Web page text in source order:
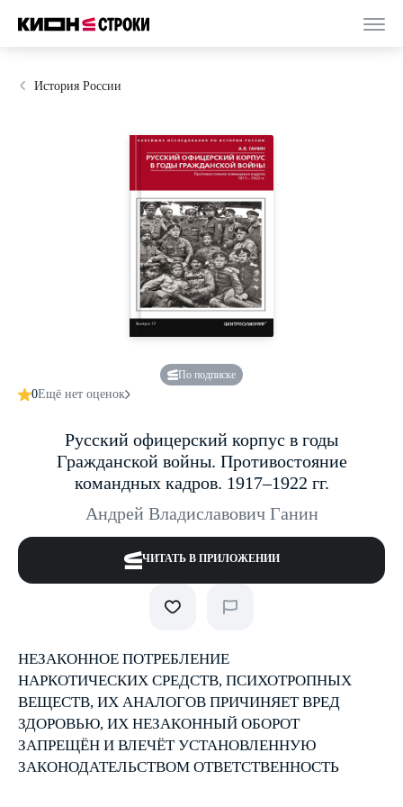
История России
По подписке
0Ещё нет оценок
Русский офицерский корпус в годы
Гражданской войны. Противостояние
командных кадров. 1917–1922 гг.
Андрей Владиславович Ганин
ЧИТАТЬ В ПРИЛОЖЕНИИ
НЕЗАКОННОЕ ПОТРЕБЛЕНИЕ
НАРКОТИЧЕСКИХ СРЕДСТВ, ПСИХОТРОПНЫХ
ВЕЩЕСТВ, ИХ АНАЛОГОВ ПРИЧИНЯЕТ ВРЕД
ЗДОРОВЬЮ, ИХ НЕЗАКОННЫЙ ОБОРОТ
ЗАПРЕЩЁН И ВЛЕЧЁТ УСТАНОВЛЕННУЮ
ЗАКОНОДАТЕЛЬСТВОМ ОТВЕТСТВЕННОСТЬ